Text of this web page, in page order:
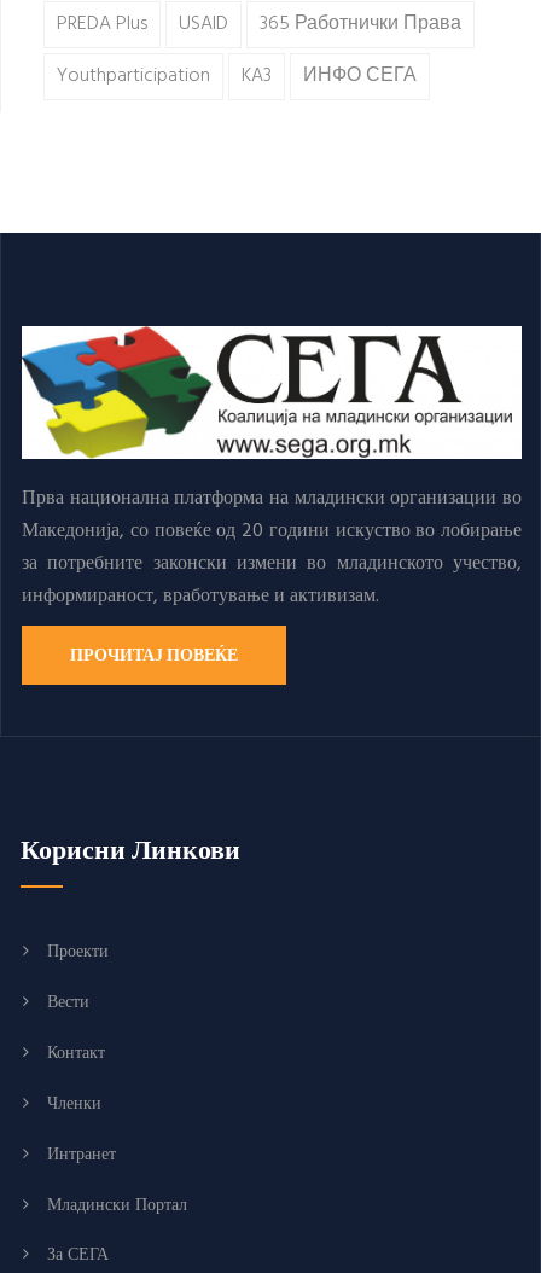
PREDA Plus
USAID
365 Работнички Права
Youthparticipation
KA3 ИНФО СЕГА
Прва национална платформа на младински организации во
Македонија, со повеќе од 20 години искуство во лобирање
за потребните законски измени во младинското учество,
информираност, вработување и активизам.
ПРОЧИТАЈ ПОВЕЌЕ
Корисни Линкови
Проекти
Вести
Контакт
Членки
Интранет
Младински Портал
За СЕГА